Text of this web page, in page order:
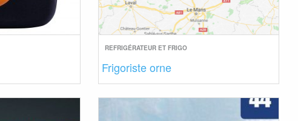
REFRIGÉRATEUR ET FRIGO
Frigoriste orne